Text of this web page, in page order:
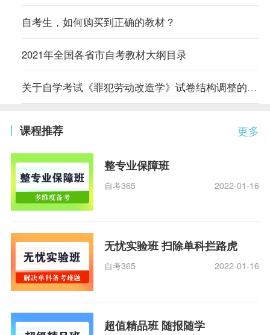
自考生，如何购买到正确的教材？
2021年全国各省市自考教材大纲目录
关于自学考试《罪犯劳动改造学》试卷结构调整的说明
更多
课程推荐
整专业保障班
自考365 2022-01-16
无忧实验班 扫除单科拦路虎
自考365 2022-01-16
超值精品班 随报随学